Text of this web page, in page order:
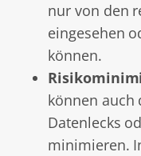
nur von den
eingesehen
können.
können auch
Datenlecks
minimieren.